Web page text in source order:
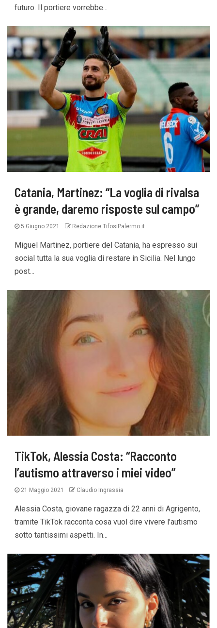
futuro. Il portiere vorrebbe...
Catania, Martinez: “La voglia di rivalsa
è grande, daremo risposte sul campo”
5 Giugno 2021 Redazione TifosiPalermo.it
Miguel Martinez, portiere del Catania, ha espresso sui
social tutta la sua voglia di restare in Sicilia. Nel lungo
post...
TikTok, Alessia Costa: “Racconto
l’autismo attraverso i miei video”
21 Maggio 2021 Claudio Ingrassia
Alessia Costa, giovane ragazza di 22 anni di Agrigento,
tramite TikTok racconta cosa vuol dire vivere l'autismo
sotto tantissimi aspetti. In...